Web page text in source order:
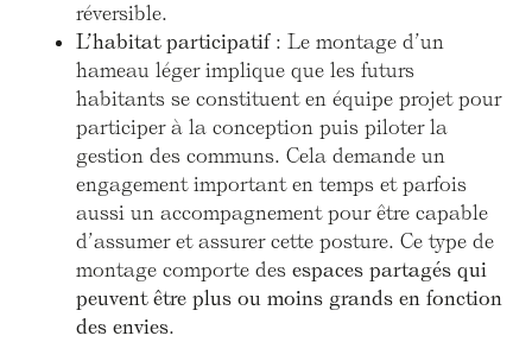
réversible.
L’habitat participatif: Le montage d’un
hameau léger implique que les futurs
habitants se constituent en équipe projet pour
participer à la conception puis piloter la
gestion des communs. Cela demande un
engagement important en temps et parfois
aussi un accompagnement pour être capable
d’assumer et assurer cette posture. Ce type de
montage comporte des espaces partagés qui
peuvent être plus ou moins grands en fonction
des envies.